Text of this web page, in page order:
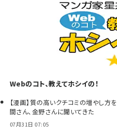
Webのコト、教えてホシイの！
【漫画】質の高いクチコミの増やし方
間さん、金野さんに聞いてきた
07月31日 07:05